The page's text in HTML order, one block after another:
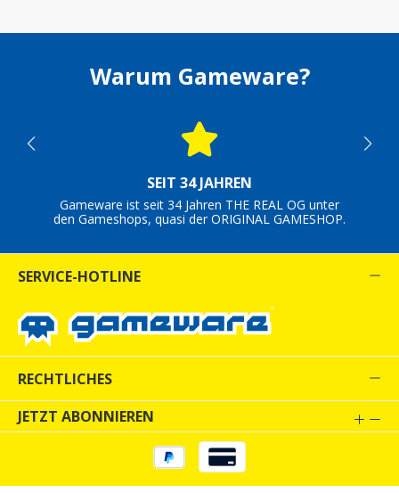
Warum Gameware?
SEIT 34 JAHREN
Gameware ist seit 34 Jahren THE REAL OG unter
den Gameshops, quasi der ORIGINAL GAMESHOP.
SERVICE-HOTLINE
RECHTLICHES
JETZT ABONNIEREN